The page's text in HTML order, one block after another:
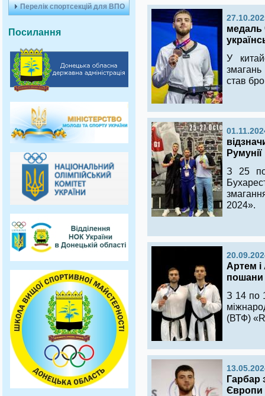
Перелік спортсекцій для ВПО
Посилання
медаль
У
став
Румунії
З 25
2024».
Артем і
пошани
З 14 по
(ВТФ)
Гарбар
Європи